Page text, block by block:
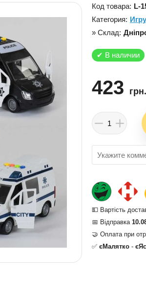
Код товара: L-
Категория:
» Склад:
✔ В наличии
423 грн.
💵 Вартість
📅 Відправка
🤝 Оплата при
✅ єМалятко -